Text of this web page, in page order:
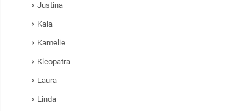
Justina
Kala
Kamelie
Kleopatra
Laura
Linda